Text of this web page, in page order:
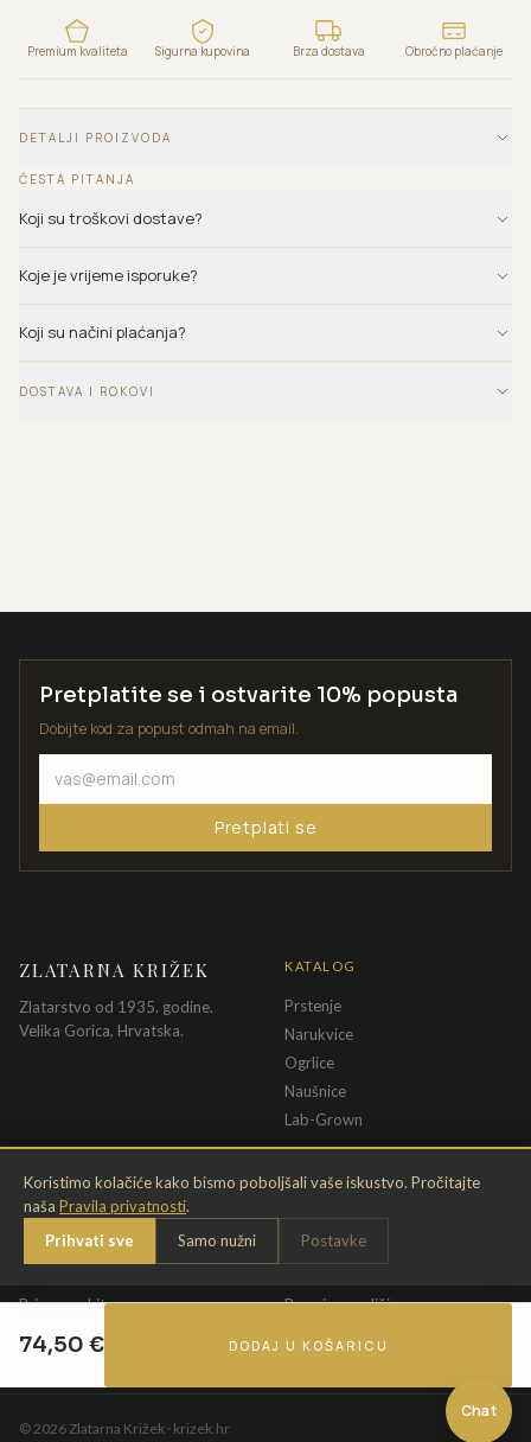
Premium kvaliteta Sigurna kupovina Brza dostava Obročno plaćanje
DETALJI PROIZVODA
ČESTA PITANJA
Koji su troškovi dostave?
Koje je vrijeme isporuke?
Koji su načini plaćanja?
DOSTAVA I ROKOVI
74,50 € DODAJ U KOŠARICU
Chat
Koristimo kolačiće kako bismo poboljšali vaše iskustvo. Pročitajte
naša Pravila privatnosti.
Prihvati sve
Samo nužni Postavke
Pretplatite se i ostvarite 10% popusta
Dobijte kod za popust odmah na email.
Pretplati se
ZLATARNA KRIŽEK
Zlatarstvo od 1935. godine.
Velika Gorica, Hrvatska.
KATALOG
Prstenje
Narukvice
Ogrlice
Naušnice
Lab-Grown
INFORMACIJE
O nama
Kontakt
Briga o nakitu
Jamstvo
PRAVNE ODREDBE
Pravila privatnosti
Opći uvjeti
Promjena veličine
Uvjeti poklon bona
©2026Zlatarna Križek · krizek.hr